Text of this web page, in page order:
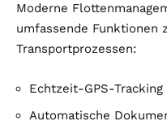
Moderne
umfassende Funktionen
Transportprozessen:
Echtzeit-GPS-Tracking
Automatische